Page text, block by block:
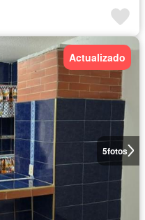
5fotos
Actualizado